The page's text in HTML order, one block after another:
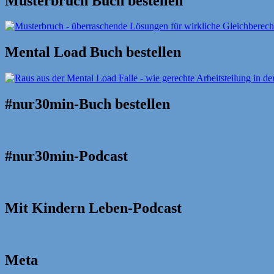
Mental Load Buch bestellen
#nur30min-Buch bestellen
#nur30min-Podcast
Mit Kindern Leben-Podcast
Meta